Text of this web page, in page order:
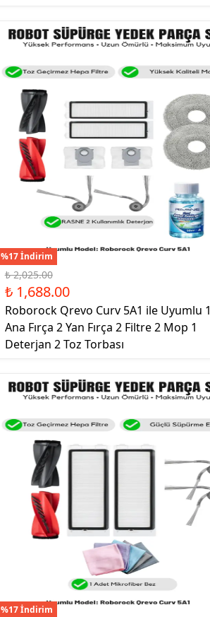
%17 İndirim
₺ 2,025.00
₺ 1,688.00
Roborock Qrevo Curv 5A1 ile Uyumlu 1
Ana Fırça 2 Yan Fırça 2 Filtre 2 Mop 1
Deterjan 2 Toz Torbası
%17 İndirim